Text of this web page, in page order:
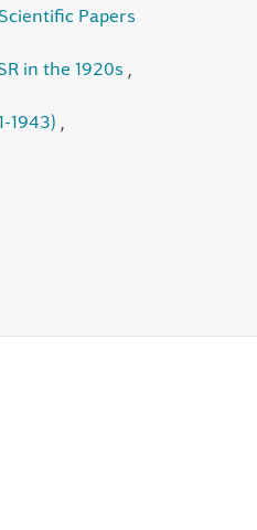
Scientific Papers
in the 1920s
1943)